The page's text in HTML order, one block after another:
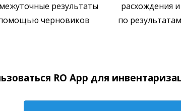
результаты
черновиков
расхождения
по
RO App для